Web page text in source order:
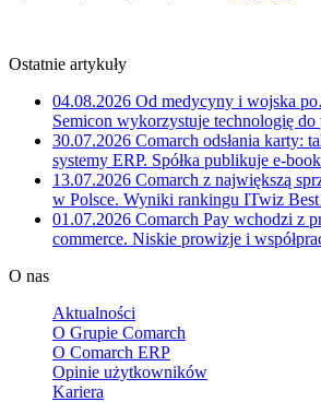
Ostatnie artykuły
04.08.2026 Od medycyny i wojska
Semicon wykorzystuje technologię
30.07.2026 Comarch odsłania karty:
systemy ERP. Spółka publikuje e-
13.07.2026 Comarch z największą
w Polsce. Wyniki rankingu ITwiz
01.07.2026 Comarch Pay wchodzi z
commerce. Niskie prowizje i
O nas
Aktualności
O Grupie Comarch
O Comarch ERP
Opinie użytkowników
Kariera